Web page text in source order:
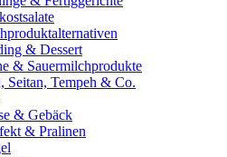
& Dessert
& Sauermilchprodukte
Seitan, Tempeh & Co.
& Gebäck
& Pralinen